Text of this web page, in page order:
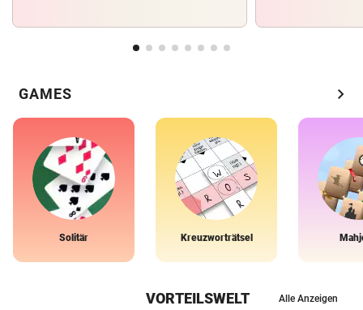
GAMES chevron_right
Solitär Kreuzworträtsel
VORTEILSWELT Alle Anzeigen